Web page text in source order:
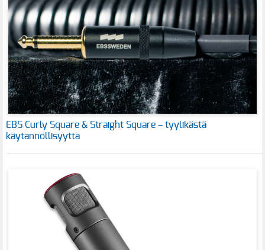
EBS Curly Square & Straight Square – tyylikästä
käytännöllisyyttä